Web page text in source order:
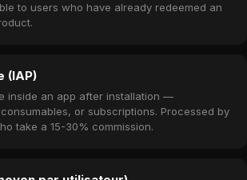
to users who have already redeemed an
(IAP)
inside an app after installation —
or subscriptions. Processed by
take a 15-30% commission.